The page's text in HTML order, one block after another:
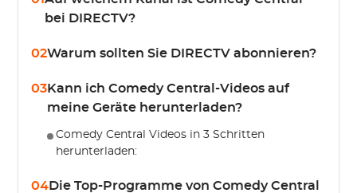
bei DIRECTV?
02Warum sollten Sie DIRECTV abonnieren?
03Kann ich Comedy Central-Videos auf
meine Geräte herunterladen?
Comedy Central Videos in 3 Schritten
herunterladen:
04Die Top-Programme von Comedy Central